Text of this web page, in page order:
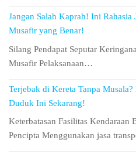
Jangan Salah Kaprah! Ini Rahasia
Musafir yang Benar!
Silang Pendapat Seputar
Musafir Pelaksanaan…
Terjebak di Kereta Tanpa
Duduk Ini Sekarang!
Keterbatasan Fasilitas Kendaraan
Pencipta Menggunakan jasa